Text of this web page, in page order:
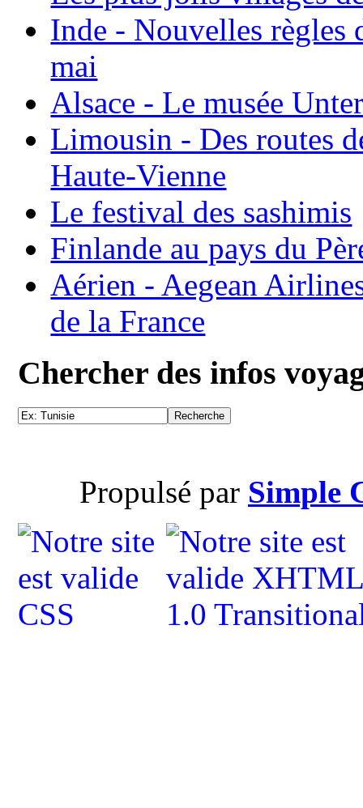
Inde - Nouvelles règles
mai
Alsace - Le musée
Limousin - Des routes
Haute-Vienne
Le festival des sashimis
Finlande au pays du
Aérien - Aegean
de la France
Chercher des infos
Propulsé par Simple